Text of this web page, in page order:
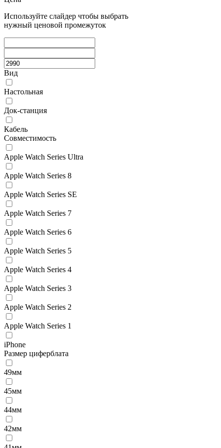
Используйте слайдер чтобы выбрать
нужный ценовой промежуток
Вид
Настольная
Док-станция
Кабель
Совместимость
Apple Watch Series Ultra
Apple Watch Series 8
Apple Watch Series SE
Apple Watch Series 7
Apple Watch Series 6
Apple Watch Series 5
Apple Watch Series 4
Apple Watch Series 3
Apple Watch Series 2
Apple Watch Series 1
iPhone
Размер циферблата
49мм
45мм
44мм
42мм